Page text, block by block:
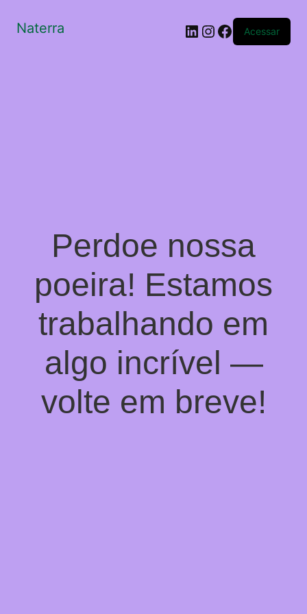
Naterra LinkedIn
Instagram
Facebook
Acessar
Perdoe nossa
poeira! Estamos
trabalhando em
algo incrível —
volte em breve!